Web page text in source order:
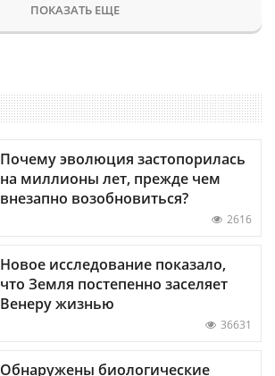
ПОКАЗАТЬ ЕЩЕ
Почему эволюция застопорилась
на миллионы лет, прежде чем
внезапно возобновиться?
2616
Новое исследование показало,
что Земля постепенно заселяет
Венеру жизнью
36631
Обнаружены биологические